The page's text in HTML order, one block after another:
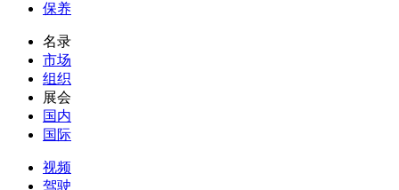
保养
名录
市场
组织
展会
国内
国际
视频
驾驶